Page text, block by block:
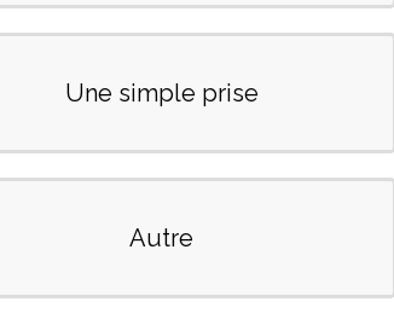
Une simple prise
Autre